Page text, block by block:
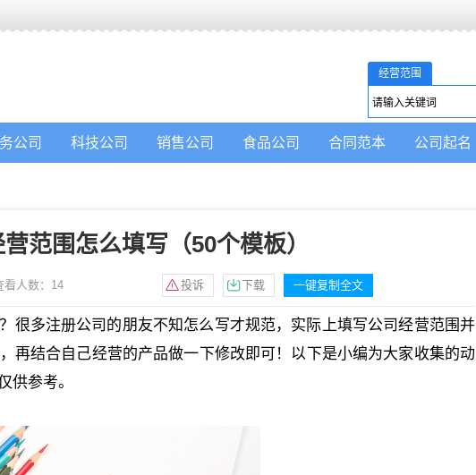
经营范围
公司 科技公司 销售公司 食品公司 合同范本 公司起名
范围怎么填写（50个模板）
看人数： 14 投诉 下载 一键复制全文
很多注册公司的朋友不知怎么写才规范，实际上填写公司经营范围并
再结合自己经营的产品做一下修改即可！以下是小编为大家收集的动
供参考。